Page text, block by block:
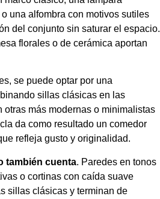
una alfombra con motivos sutiles
del conjunto sin saturar el espacio.
florales o de cerámica aportan
se puede optar por una
sillas clásicas en las
otras más modernas o minimalistas
da como resultado un comedor
refleja gusto y originalidad.
también cuenta. Paredes en tonos
o cortinas con caída suave
sillas clásicas y terminan de